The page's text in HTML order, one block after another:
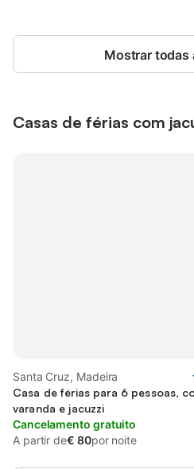
Mostrar todas
Casas de férias com
Santa Cruz, Madeira
Casa de férias para 6 pessoas,
varanda e jacuzzi
Cancelamento gratuito
A partir de€ 80por noite